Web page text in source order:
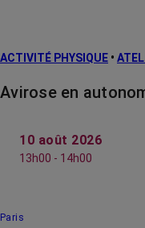
ACTIVITÉ PHYSIQUE •
Avirose en
10 août 2026
13h00 - 14h00
Paris